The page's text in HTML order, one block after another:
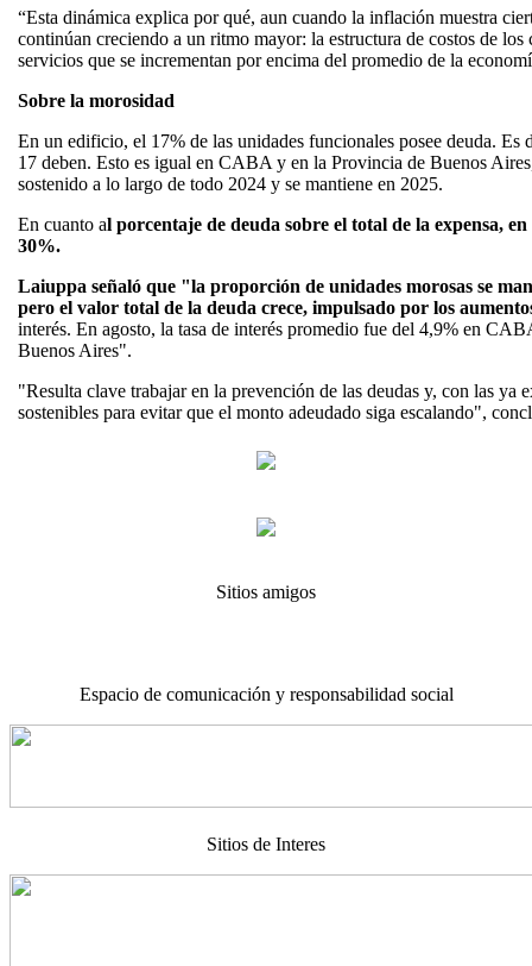
“Esta dinámica explica por qué, aun cuando la inflación muestra
continúan creciendo a un ritmo mayor: la estructura de costos de los
servicios que se incrementan por encima del promedio de la
Sobre la morosidad
En un edificio, el 17% de las unidades funcionales posee deuda. Es
17 deben. Esto es igual en CABA y en la Provincia de Buenos
sostenido a lo largo de todo 2024 y se mantiene en 2025.
En cuanto al porcentaje de deuda sobre el total de la expensa,
30%.
Laiuppa señaló que "la proporción de unidades morosas se
pero el valor total de la deuda crece, impulsado por los
interés. En agosto, la tasa de interés promedio fue del 4,9% en
Buenos Aires".
"Resulta clave trabajar en la prevención de las deudas y, con las ya
sostenibles para evitar que el monto adeudado siga escalando",
Sitios amigos
Espacio de comunicación y responsabilidad social
Sitios de Interes